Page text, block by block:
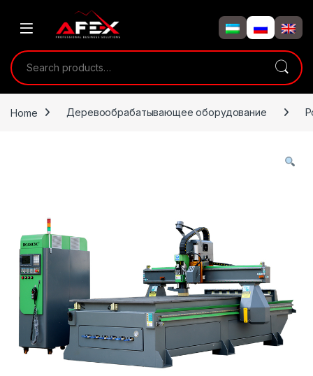
Search for:
Home Деревообрабатывающее оборудование